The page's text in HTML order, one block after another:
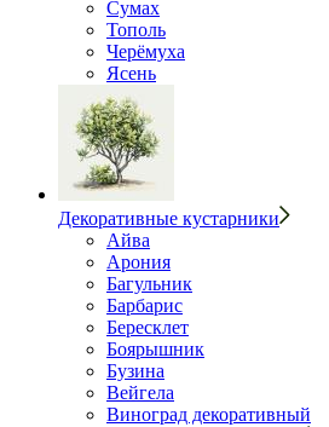
Сумах
Тополь
Черёмуха
Ясень
Декоративные кустарники
Айва
Арония
Багульник
Барбарис
Бересклет
Боярышник
Бузина
Вейгела
Виноград декоративный